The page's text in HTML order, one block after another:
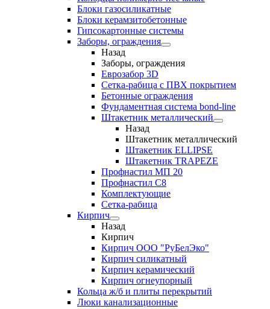
Блоки газосиликатные
Блоки керамзитобетонные
Гипсокартонные системы
Заборы, ограждения
Назад
Заборы, ограждения
Еврозабор 3D
Сетка-рабица с ПВХ покрытием
Бетонные ограждения
Фундаментная система bond-line
Штакетник металлический
Назад
Штакетник металлический
Штакетник ELLIPSE
Штакетник TRAPEZE
Профнастил МП 20
Профнастил С8
Комплектующие
Сетка-рабица
Кирпич
Назад
Кирпич
Кирпич ООО "РуБелЭко"
Кирпич силикатный
Кирпич керамический
Кирпич огнеупорный
Кольца ж/б и плиты перекрытий
Люки канализационные